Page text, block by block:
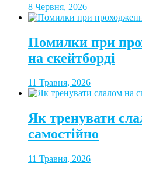
8 Червня, 2026
Помилки при
на скейтборді
11 Травня, 2026
Як тренувати
самостійно
11 Травня, 2026